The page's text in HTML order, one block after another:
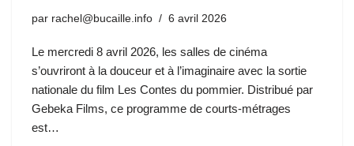
par rachel@bucaille.info 6 avril 2026
Le mercredi 8 avril 2026, les salles de cinéma
s’ouvriront à la douceur et à l’imaginaire avec la sortie
nationale du film Les Contes du pommier. Distribué par
Gebeka Films, ce programme de courts-métrages
est…